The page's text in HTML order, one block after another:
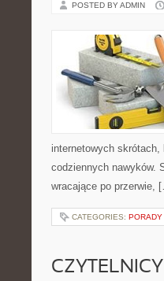
POSTED BY ADMIN
internetowych
codziennych nawyków.
wracające po przerwie,
CATEGORIES: